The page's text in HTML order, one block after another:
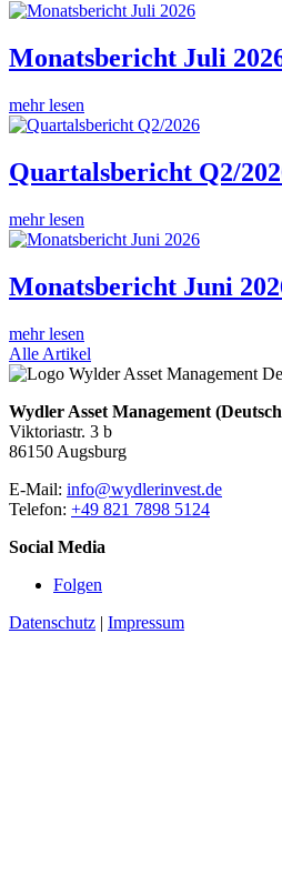
Monatsbericht Juli
mehr lesen
Quartalsbericht Q2/
mehr lesen
Monatsbericht Juni
mehr lesen
Alle Artikel
Wydler Asset Management
Viktoriastr. 3 b
86150 Augsburg
E-Mail: info@wydlerinvest.de
Telefon: +49 821 7898 5124
Social Media
Folgen
Datenschutz | Impressum